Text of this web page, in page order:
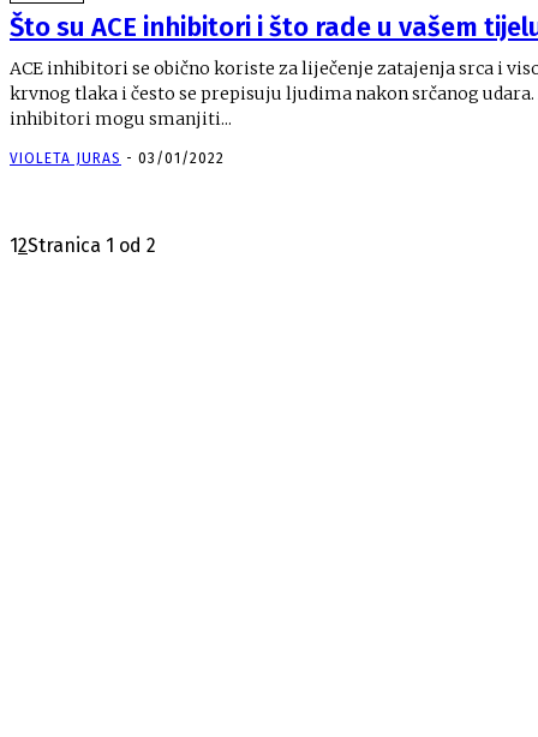
Što su ACE inhibitori i što rade u vašem
ACE inhibitori se obično koriste za liječenje zatajenja srca i
krvnog tlaka i često se prepisuju ljudima nakon srčanog udara. ACE
inhibitori mogu smanjiti...
VIOLETA JURAS - 03/01/2022
12Stranica 1 od 2